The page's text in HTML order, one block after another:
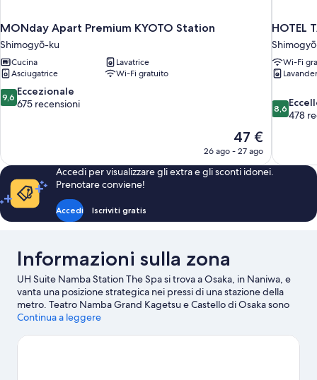
MONday Apart Premium KYOTO Station
Shimogyō-ku
Cucina
Lavatrice
Asciugatrice
Wi-Fi gratuito
9.6
su
recensioni
9,6 Eccezionale
675 recensioni
Il
prezzo
attuale
è
47 €
26 ago - 27 ago
HOTEL
Wi-Fi
8.6
su
recensioni
8,6
478
Accedi per visualizzare gli extra e gli sconti idonei.
Prenotare conviene!
Accedi Iscriviti gratis
Informazioni sulla zona
UH Suite Namba Station The Spa si trova a Osaka, in Naniwa, e
vanta una posizione strategica nei pressi di una stazione della
metro. Teatro Namba Grand Kagetsu e Castello di Osaka sono
due delle principali attrazioni culturali della zona. Per gli amanti
perdere sono Dotonbori e Nipponbashi. Sei in cerca di eventi
Continua a leggere